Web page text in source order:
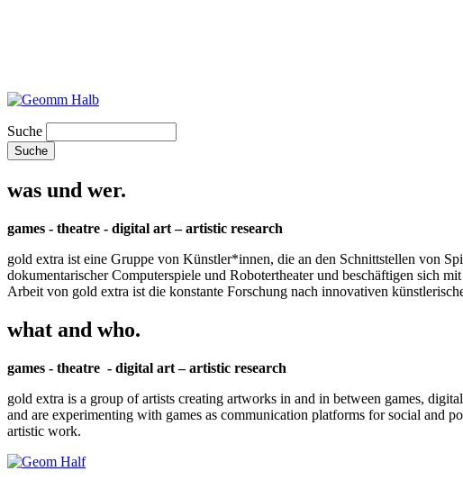
Suche
was und wer.
games - theatre - digital art – artistic research
gold extra ist eine Gruppe von Künstler*innen, die an den Schnittstellen von
dokumentarischer Computerspiele und Robotertheater und beschäftigen sich
Arbeit von gold extra ist die konstante Forschung nach innovativen
what and who.
games - theatre - digital art – artistic research
gold extra is a group of artists creating artworks in and in between games,
and are experimenting with games as communication platforms for social and
artistic work.